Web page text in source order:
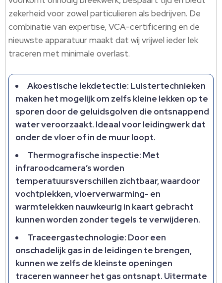
zekerheid voor zowel particulieren als bedrijven.​ De
combinatie van expertise, VCA-certificering en de
nieuwste apparatuur maakt dat wij vrijwel ieder lek
traceren met minimale overlast.​
Akoestische lekdetectie: Luistertechnieken
maken het mogelijk om zelfs kleine lekken op te
sporen door de geluidsgolven die ontsnappend
water veroorzaakt.​ Ideaal voor leidingwerk dat
onder de vloer of in de muur loopt.​
Thermografische inspectie: Met
infraroodcamera’s worden
temperatuursverschillen zichtbaar, waardoor
vochtplekken, vloerverwarming- en
warmtelekken nauwkeurig in kaart gebracht
kunnen worden zonder tegels te verwijderen.​
Traceergastechnologie: Door een
onschadelijk gas in de leidingen te brengen,
kunnen we zelfs de kleinste openingen
traceren wanneer het gas ontsnapt.​ Uitermate